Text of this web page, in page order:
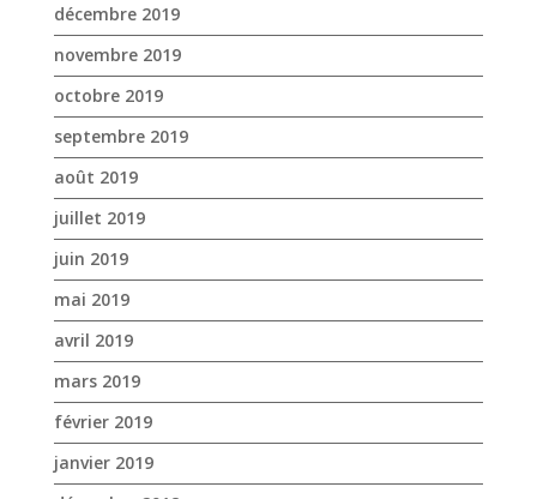
juillet 2019
juin 2019
mai 2019
avril 2019
mars 2019
février 2019
janvier 2019
décembre 2018
novembre 2018
octobre 2018
septembre 2018
août 2018